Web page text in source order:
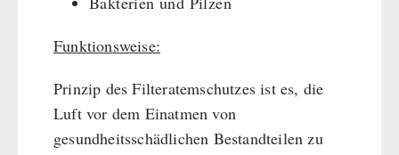
Funktionsweise:
Prinzip des Filteratemschutzes ist es, die
Luft vor dem Einatmen von
gesundheitsschädlichen Bestandteilen zu